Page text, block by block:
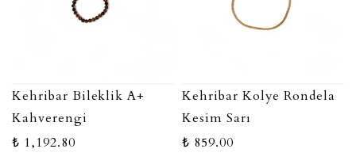
Kehribar Bileklik A+
Kahverengi
₺ 1,192.80
Kehribar Kolye Rondela
Kesim Sarı
₺ 859.00